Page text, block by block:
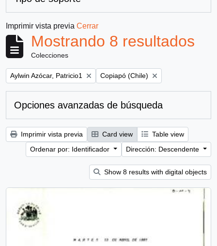
Imprimir vista previa Cerrar
Mostrando 8 resultados
Colecciones
Remove filter:
Aylwin Azócar, Patricio1 Remove filter:
Copiapó (Chile)
Opciones avanzadas de búsqueda
Imprimir vista previa Card view
Table view
Ordenar por: Identificador
Dirección: Descendente
Show 8 results with digital objects